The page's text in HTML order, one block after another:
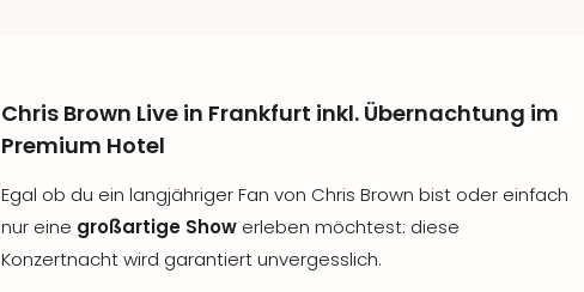
Chris Brown Live in Frankfurt inkl. Übernachtung im
Premium Hotel
Egal ob du ein langjähriger Fan von Chris Brown bist oder einfach
nur eine großartige Show erleben möchtest: diese
Konzertnacht wird garantiert unvergesslich.